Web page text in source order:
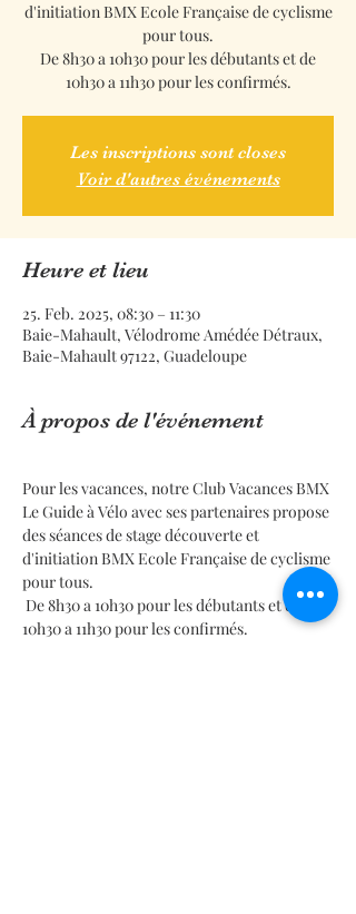
d'initiation BMX Ecole Française de cyclisme
pour tous.
De 8h30 a 10h30 pour les débutants et de
10h30 a 11h30 pour les confirmés.
Les inscriptions sont closes
Voir d'autres événements
Heure et lieu
25. Feb. 2025, 08:30 – 11:30
Baie-Mahault, Vélodrome Amédée Détraux,
Baie-Mahault 97122, Guadeloupe
À propos de l'événement
Pour les vacances, notre Club Vacances BMX
Le Guide à Vélo avec ses partenaires propose
des séances de stage découverte et
d'initiation BMX Ecole Française de cyclisme
pour tous.
De 8h30 a 10h30 pour les débutants et de
10h30 a 11h30 pour les confirmés.